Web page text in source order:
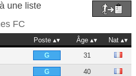
une liste
FC
Poste Âge
Nat
G 31
G 40